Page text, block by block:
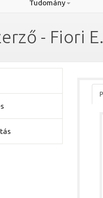
Tudomány
- Fiori E.